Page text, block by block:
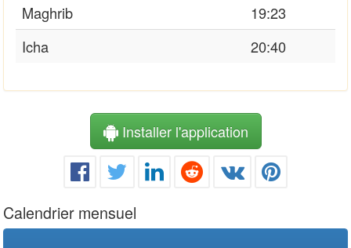
Maghrib
19:23
Icha
20:40
Installer l'application
Calendrier mensuel